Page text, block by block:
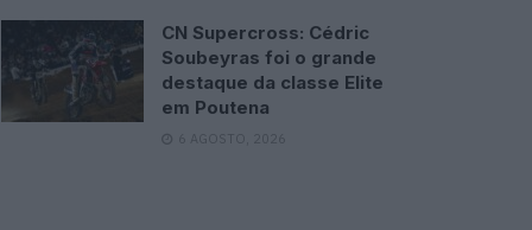
CN Supercross: Cédric
Soubeyras foi o grande
destaque da classe Elite
em Poutena
6 AGOSTO, 2026